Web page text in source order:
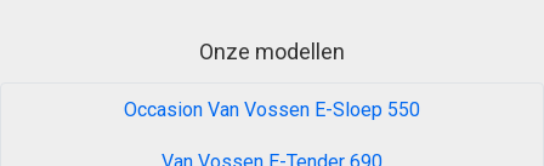
Onze modellen
Occasion Van Vossen E-Sloep 550